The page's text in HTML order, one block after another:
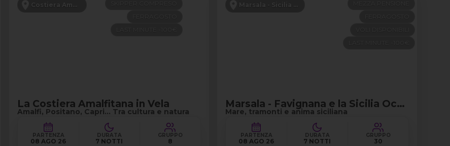
Costiera Amalfitana
La Costiera Amalfitana in Vela
Amalfi, Positano, Capri… Tra cultura e natura
PARTENZA
08 AGO 26
DURATA
7 NOTTI
GRUPPO
8
Marsala - Sicilia Occidentale
Marsala - Favignana e la Sicilia Occidentale
Mare, tramonti e anima siciliana
PARTENZA
08 AGO 26
DURATA
7 NOTTI
GRUPPO
30